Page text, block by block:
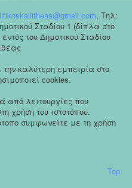
, Tηλ:
Σταδίου 1 (δίπλα στο
του Δημοτικού Σταδίου
καλύτερη εμπειρία στο
cookies.
από λειτουργίες που
χρήση του ιστοτόπου.
συμφωνείτε με τη χρήση
Top